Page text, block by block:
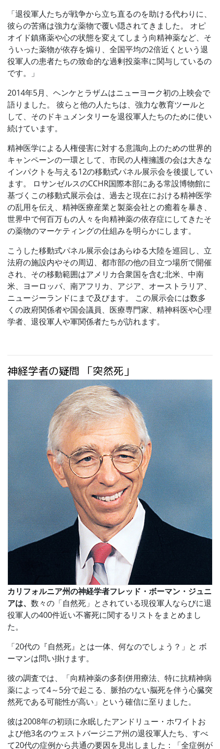
「退役軍人たちが戦争から立ち直るのを助ける代わりに、
彼らの苦痛は強力な薬物で覆い隠されてきました。 オピ
オイド鎮痛薬や心の状態を変えてしまう向精神薬など、そ
ういった薬物が依存を煽り、全国平均の2倍近くという退
役軍人の患者たちの致命的な過剰投薬率に関与しているの
です。」
2014年5月、ヘンケとラザムはニューヨーク初の上映会で
語りました。 彼らと他の人たちは、強力な教育ツールと
して、そのドキュメンタリーを退役軍人たちのために使い
続けています。
精神医学による人権侵害に対する意識向上のための世界的
キャンペーンの一環として、市民の人権擁護の会は大きな
インパクトを与える12の移動式パネル展示会を後援してい
ます。 ロサンゼルスのCCHR国際本部にある常設博物館に
基づくこの移動式展示会は、過去と現在における精神医学
の乱用を伝え、精神医療産業と製薬会社との癒着を暴き、
世界中で何百万もの人々を向精神薬の依存症にしてきたそ
の薬物のマーケティングの仕組みを明らかにします。
こうした移動式パネル展示会はあらゆる大陸を巡回し、立
法府の施設内やその周辺、都市部の他の目立つ場所で開催
され、その移動範囲はアメリカ合衆国を含む北米、中南
米、ヨーロッパ、南アフリカ、アジア、オーストラリア、
ニュージーランドにまで及びます。 この展示会には数多
くの政府関係者や国会議員、医療専門家、精神科医や心理
学者、退役軍人や軍関係者たちが訪れます。
神経学者の疑問 「突然死」
カリフォルニア州の神経学者フレッド・ボーマン・ジュニ
アは、 数々の「自然死」とされている現役軍人ならびに退
役軍人の400件近い不審死に関するリストをまとめまし
た。
「20代の『自然死』とは一体、何なのでしょう？」と ボ
ーマンは問い掛けます。
彼の調査では、「向精神薬の多剤併用療法、特に抗精神病
薬によって4～5分で起こる、脈拍のない脳死を伴う心臓突
然死である可能性が高い」という確信に至りました。
彼は2008年の初頭に永眠したアンドリュー・ホワイトお
よび他3名のウェストバージニア州の退役軍人たち、すべ
て20代の症例から共通の要因を見出しました：「全症例が